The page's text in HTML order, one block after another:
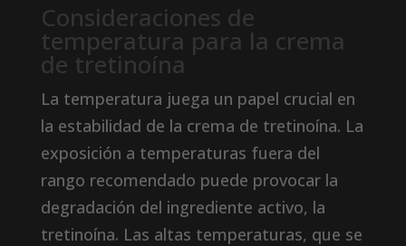
Consideraciones de
temperatura para la crema
de tretinoína
La temperatura juega un papel crucial en
la estabilidad de la crema de tretinoína. La
exposición a temperaturas fuera del
rango recomendado puede provocar la
degradación del ingrediente activo, la
tretinoína. Las altas temperaturas, que se